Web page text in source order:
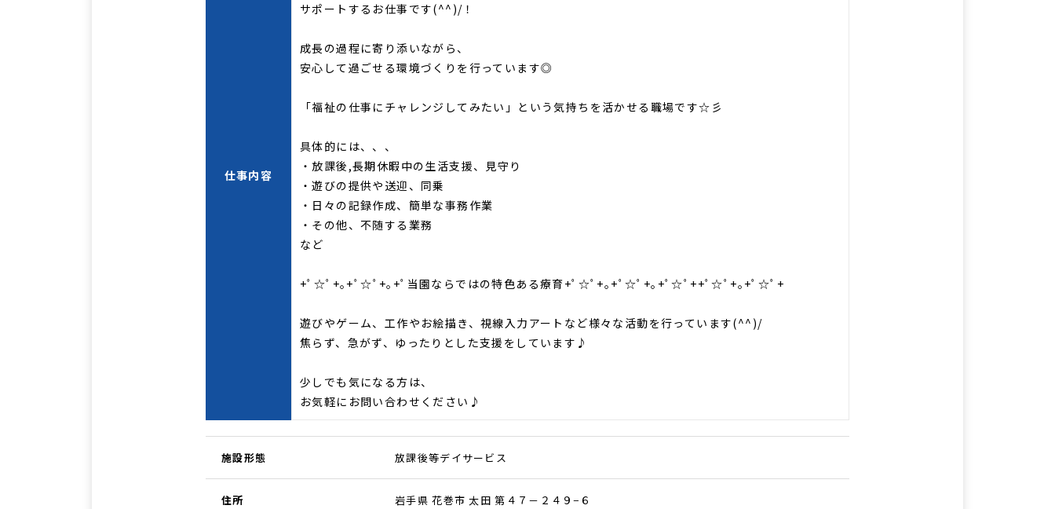
仕事内容
サポートするお仕事です(^^)/！
成長の過程に寄り添いながら、
安心して過ごせる環境づくりを行っています◎
「福祉の仕事にチャレンジしてみたい」という気持ちを活かせる職場です☆彡
具体的には、、、
・放課後,長期休暇中の生活支援、見守り
・遊びの提供や送迎、同乗
・日々の記録作成、簡単な事務作業
・その他、不随する業務
など
+ﾟ☆ﾟ+｡+ﾟ☆ﾟ+｡+ﾟ当園ならではの特色ある療育+ﾟ☆ﾟ+｡+ﾟ☆ﾟ+｡+ﾟ☆ﾟ++ﾟ☆ﾟ+｡+ﾟ☆ﾟ+
遊びやゲーム、工作やお絵描き、視線入力アートなど様々な活動を行っています(^^)/
焦らず、急がず、ゆったりとした支援をしています♪
少しでも気になる方は、
お気軽にお問い合わせください♪
施設形態 放課後等デイサービス
住所 岩手県 花巻市 太田 第４７－２４９−６